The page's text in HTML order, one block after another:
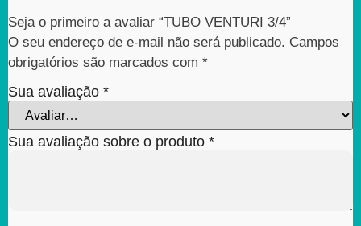
Seja o primeiro a avaliar “TUBO VENTURI 3/4”
O seu endereço de e-mail não será publicado. Campos
obrigatórios são marcados com *
Sua avaliação *
Sua avaliação sobre o produto *